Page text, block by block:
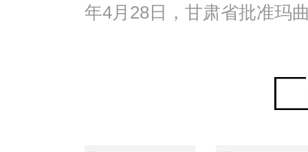
年4月28日，甘肃省批准玛